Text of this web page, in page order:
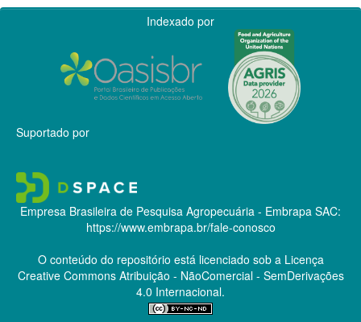
Indexado por
Suportado por
Empresa Brasileira de Pesquisa Agropecuária - Embrapa SAC:
https://www.embrapa.br/fale-conosco
O conteúdo do repositório está licenciado sob a Licença
Creative CommonsAtribuição - NãoComercial - SemDerivações
4.0 Internacional.